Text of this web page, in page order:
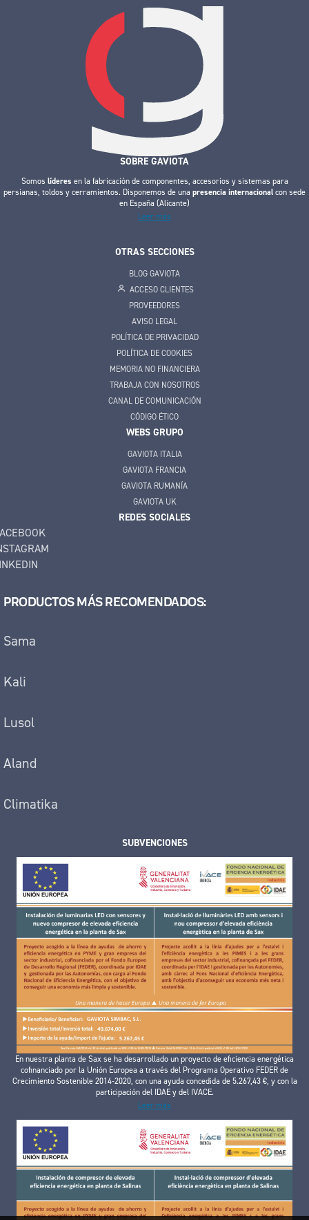
SOBRE GAVIOTA
Somos líderes en la fabricación de componentes, accesorios y sistemas para
persianas, toldos y cerramientos. Disponemos de una presencia internacionalcon sede
en España (Alicante)
Leer más
OTRAS SECCIONES
BLOG GAVIOTA
ACCESO CLIENTES
PROVEEDORES
AVISO LEGAL
POLÍTICA DE PRIVACIDAD
POLÍTICA DE COOKIES
MEMORIA NO FINANCIERA
TRABAJA CON NOSOTROS
CANAL DE COMUNICACIÓN
CÓDIGO ÉTICO
WEBS GRUPO
GAVIOTA ITALIA
GAVIOTA FRANCIA
GAVIOTA RUMANÍA
GAVIOTA UK
REDES SOCIALES
PRODUCTOS MÁS RECOMENDADOS:
Sama
Kali
Lusol
Aland
Climatika
SUBVENCIONES
En nuestra planta de Sax se ha desarrollado un proyecto de eficiencia energética
cofinanciado por la Unión Europea a través del Programa Operativo FEDER de
Crecimiento Sostenible 2014-2020, con una ayuda concedida de 5.267,43 €, y con la
participación del IDAE y del IVACE.
Leer más